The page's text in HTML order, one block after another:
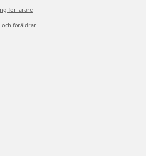
för lärare
och föräldrar